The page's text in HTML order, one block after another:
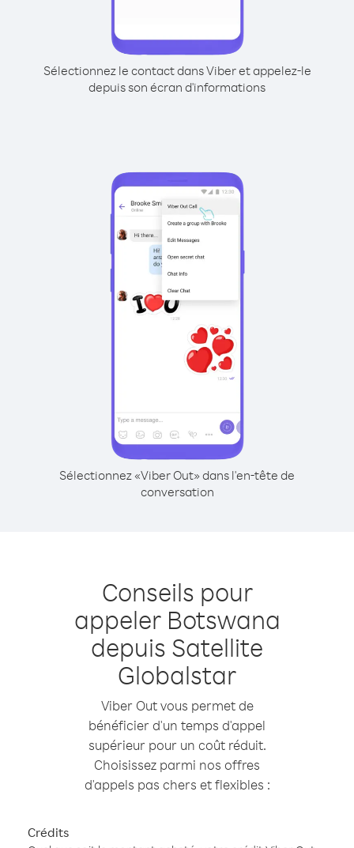
Sélectionnez le contact dans Viber et appelez-le
depuis son écran d'informations
Sélectionnez «Viber Out» dans l'en-tête de
conversation
Conseils pour
appeler Botswana
depuis Satellite
Globalstar
Viber Out vous permet de
bénéficier d'un temps d'appel
supérieur pour un coût réduit.
Choisissez parmi nos offres
d'appels pas chers et flexibles :
Crédits